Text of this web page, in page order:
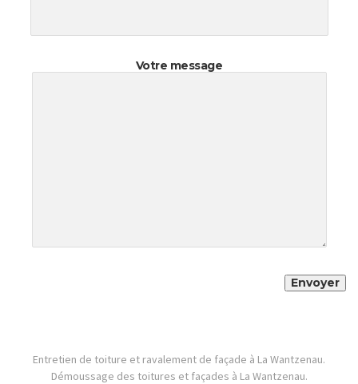
Votre message
Entretien de toiture et ravalement de façade à La Wantzenau.
Démoussage des toitures et façades à La Wantzenau.